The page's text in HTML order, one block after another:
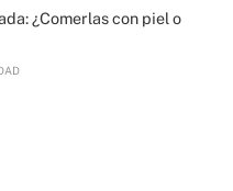
¿Comerlas con piel o